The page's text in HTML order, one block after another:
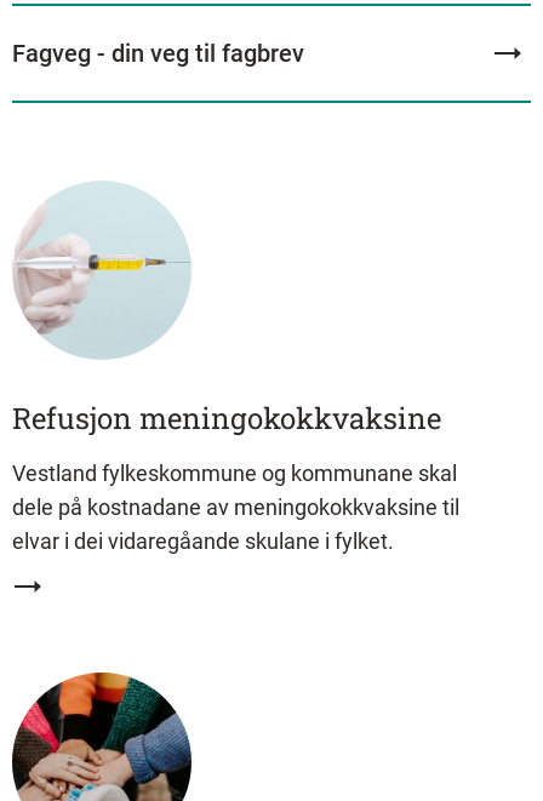
Fagveg - din veg til fagbrev
Refusjon meningokokkvaksine
Vestland fylkeskommune og kommunane skal
dele på kostnadane av meningokokkvaksine til
elvar i dei vidaregåande skulane i fylket.